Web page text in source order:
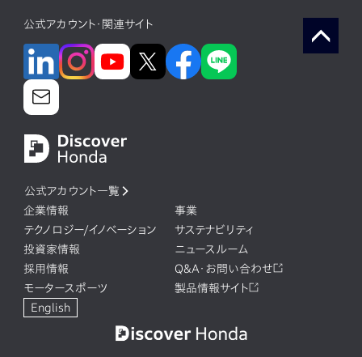
公式アカウント・関連サイト
公式アカウント一覧
企業情報
事業
テクノロジー/イノベーション
サステナビリティ
投資家情報
ニュースルーム
採用情報
Q&A・お問い合わせ
モータースポーツ
製品情報サイト
English